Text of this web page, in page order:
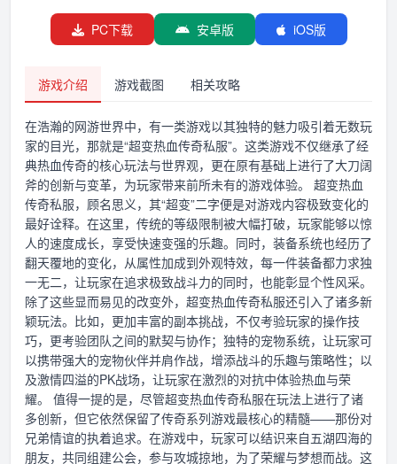
PC下载 安卓版 iOS版
游戏介绍 游戏截图 相关攻略
在浩瀚的网游世界中，有一类游戏以其独特的魅力吸引着无数玩
家的目光，那就是“超变热血传奇私服”。这类游戏不仅继承了经
典热血传奇的核心玩法与世界观，更在原有基础上进行了大刀阔
斧的创新与变革，为玩家带来前所未有的游戏体验。 超变热血
传奇私服，顾名思义，其“超变”二字便是对游戏内容极致变化的
最好诠释。在这里，传统的等级限制被大幅打破，玩家能够以惊
人的速度成长，享受快速变强的乐趣。同时，装备系统也经历了
翻天覆地的变化，从属性加成到外观特效，每一件装备都力求独
一无二，让玩家在追求极致战斗力的同时，也能彰显个性风采。
除了这些显而易见的改变外，超变热血传奇私服还引入了诸多新
颖玩法。比如，更加丰富的副本挑战，不仅考验玩家的操作技
巧，更考验团队之间的默契与协作；独特的宠物系统，让玩家可
以携带强大的宠物伙伴并肩作战，增添战斗的乐趣与策略性；以
及激情四溢的PK战场，让玩家在激烈的对抗中体验热血与荣
耀。 值得一提的是，尽管超变热血传奇私服在玩法上进行了诸
多创新，但它依然保留了传奇系列游戏最核心的精髓——那份对
兄弟情谊的执着追求。在游戏中，玩家可以结识来自五湖四海的
朋友，共同组建公会，参与攻城掠地，为了荣耀与梦想而战。这